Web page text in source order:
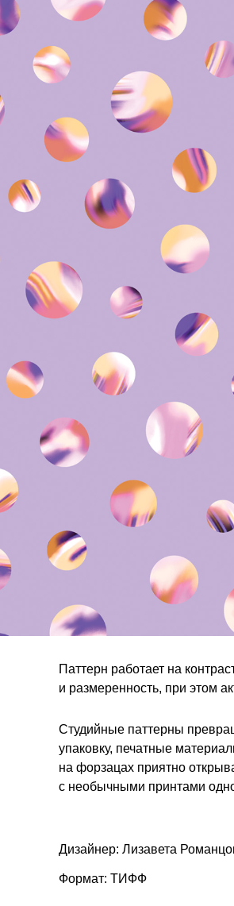
Паттерн работает на
и размеренность, при этом
Студийные паттерны
упаковку, печатные
на форзацах приятно
с необычными принтами
Дизайнер: Лизавета
Формат: ТИФФ